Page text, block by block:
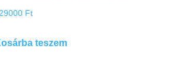
Ft
teszem